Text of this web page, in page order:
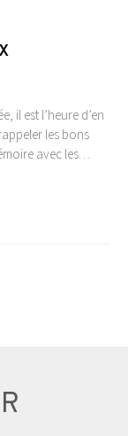
il est l’heure d’en
les bons
avec les…